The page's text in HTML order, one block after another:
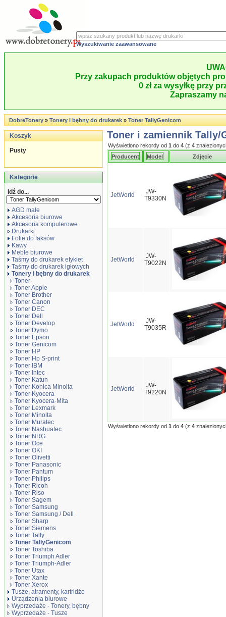
Wyszukiwanie zaawansowane
Przy zakupach produktów objętych
0 zł za wysyłkę przy
Zapraszamy
DobreTonery»Tonery i bębny do drukarek»Toner TallyGenicom
Koszyk
Pusty
Kategorie
Idź do...
AGD małe
Akcesoria biurowe
Akcesoria komputerowe
Drukarki
Folie do faksów
Kawy
Meble biurowe
Taśmy do drukarek etykiet
Taśmy do drukarek igłowych
Tonery i bębny do drukarek
Toner
Toner Apple
Toner Brother
Toner Canon
Toner DEC
Toner Dell
Toner Develop
Toner Dymo
Toner Epson
Toner Genicom
Toner HP
Toner Hp S-print
Toner IBM
Toner Intec
Toner Katun
Toner Konica Minolta
Toner Kyocera
Toner Kyocera-Mita
Toner Lexmark
Toner Minolta
Toner Muratec
Toner Nashuatec
Toner NRG
Toner Oce
Toner OKI
Toner Olivetti
Toner Panasonic
Toner Pantum
Toner Philips
Toner Ricoh
Toner Riso
Toner Sagem
Toner Samsung
Toner Samsung / Dell
Toner Sharp
Toner Siemens
Toner Tally
Toner TallyGenicom
Toner Toshiba
Toner Triumph Adler
Toner Triumph-Adler
Toner Utax
Toner Xante
Toner Xerox
Tusze, atramenty, kartridże
Urządzenia biurowe
Wyprzedaże - Tonery, bębny
Wyprzedaże - Tusze
Toner i zamiennik Tally/
Wyświetlono rekordy od 1 do 4 (z 4
Producent
Model Zdjęcie
JetWorld
JW-
T9330N
JetWorld
JW-
T9022N
JetWorld
JW-
T9035R
JetWorld
JW-
T9220N
Wyświetlono rekordy od 1 do 4 (z 4